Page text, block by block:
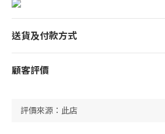
送貨及付款方式
顧客評價